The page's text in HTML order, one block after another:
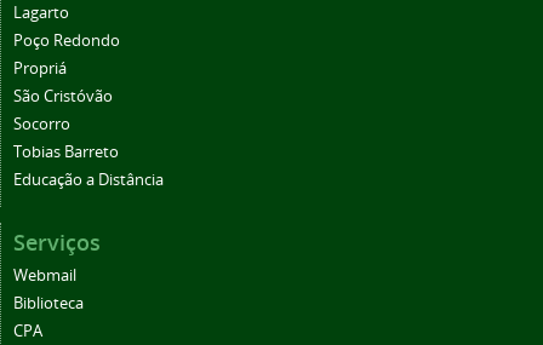
Lagarto
Poço Redondo
Propriá
São Cristóvão
Socorro
Tobias Barreto
Educação a Distância
Serviços
Webmail
Biblioteca
CPA